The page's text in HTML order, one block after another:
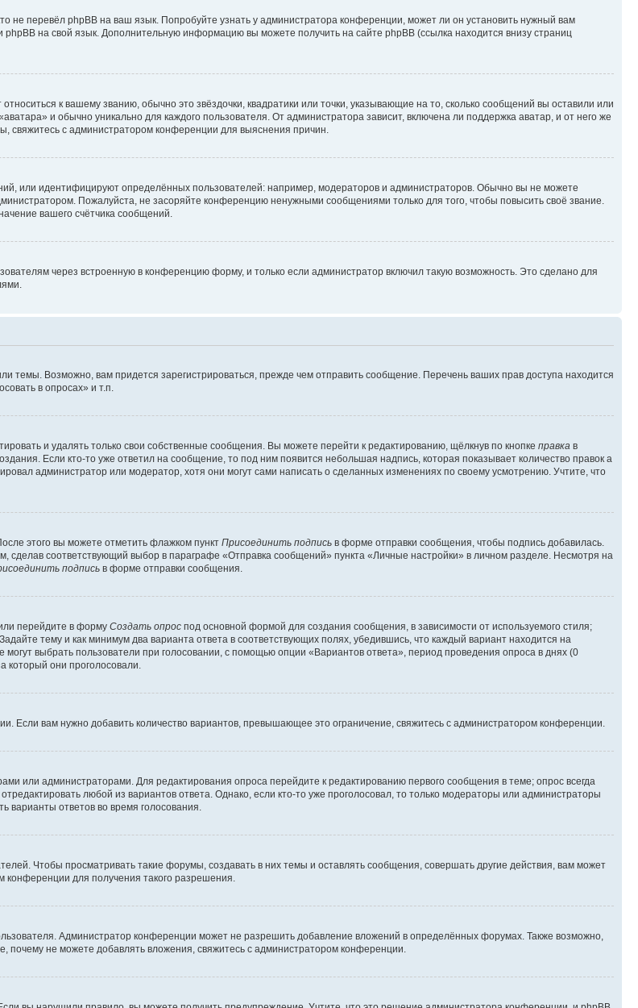
не перевёл phpBB на ваш язык. Попробуйте узнать у администратора конференции, может ли он установить нужный вам
phpBB на свой язык. Дополнительную информацию вы можете получить на сайте phpBB (ссылка находится внизу страниц
к вашему званию, обычно это звёздочки, квадратики или точки, указывающие на то, сколько сообщений вы оставили или
и обычно уникально для каждого пользователя. От администратора зависит, включена ли поддержка аватар, и от него же
свяжитесь с администратором конференции для выяснения причин.
или идентифицируют определённых пользователей: например, модераторов и администраторов. Обычно вы не можете
Пожалуйста, не засоряйте конференцию ненужными сообщениями только для того, чтобы повысить своё звание.
вашего счётчика сообщений.
через встроенную в конференцию форму, и только если администратор включил такую возможность. Это сделано для
темы. Возможно, вам придется зарегистрироваться, прежде чем отправить сообщение. Перечень ваших прав доступа находится
в опросах» и т.п.
и удалять только свои собственные сообщения. Вы можете перейти к редактированию, щёлкнув по кнопке правка в
Если кто-то уже ответил на сообщение, то под ним появится небольшая надпись, которая показывает количество правок а
администратор или модератор, хотя они могут сами написать о сделанных изменениях по своему усмотрению. Учтите, что
этого вы можете отметить флажком пункт Присоединить подпись в форме отправки сообщения, чтобы подпись добавилась.
соответствующий выбор в параграфе «Отправка сообщений» пункта «Личные настройки» в личном разделе. Несмотря на
подпись в форме отправки сообщения.
перейдите в форму Создать опрос под основной формой для создания сообщения, в зависимости от используемого стиля;
тему и как минимум два варианта ответа в соответствующих полях, убедившись, что каждый вариант находится на
могут выбрать пользователи при голосовании, с помощью опции «Вариантов ответа», период проведения опроса в днях (0
который они проголосовали.
Если вам нужно добавить количество вариантов, превышающее это ограничение, свяжитесь с администратором конференции.
или администраторами. Для редактирования опроса перейдите к редактированию первого сообщения в теме; опрос всегда
любой из вариантов ответа. Однако, если кто-то уже проголосовал, то только модераторы или администраторы
варианты ответов во время голосования.
Чтобы просматривать такие форумы, создавать в них темы и оставлять сообщения, совершать другие действия, вам может
для получения такого разрешения.
Администратор конференции может не разрешить добавление вложений в определённых форумах. Также возможно,
не можете добавлять вложения, свяжитесь с администратором конференции.